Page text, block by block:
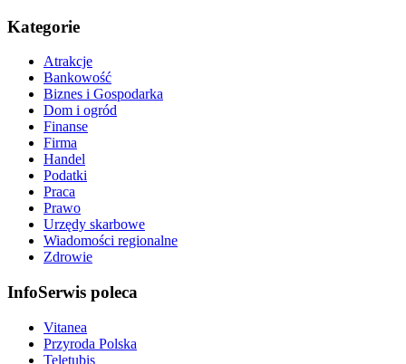
Kategorie
Atrakcje
Bankowość
Biznes i Gospodarka
Dom i ogród
Finanse
Firma
Handel
Podatki
Praca
Prawo
Urzędy skarbowe
Wiadomości regionalne
Zdrowie
InfoSerwis poleca
Vitanea
Przyroda Polska
Teletubis